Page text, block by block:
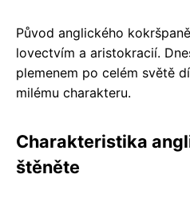
Původ anglického
lovectvím a aristokracií.
plemenem po celém světě
milému charakteru.
Charakteristika
štěněte